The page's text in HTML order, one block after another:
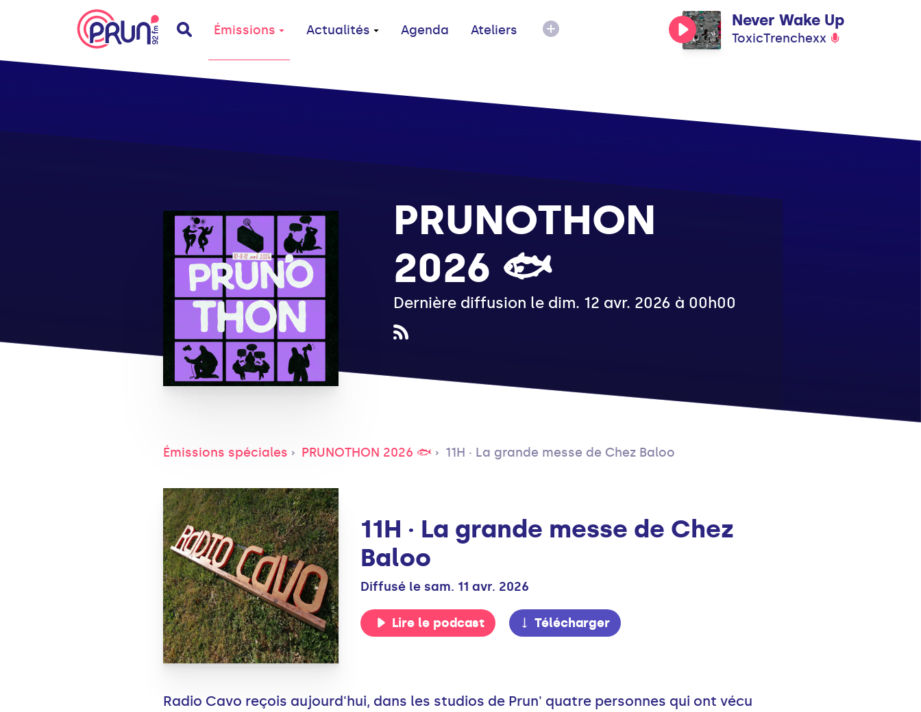
Émissions Actualités Agenda Ateliers
Never Wake Up
ToxicTrenchexx
PRUNOTHON
2026 🐟
Dernière diffusion le dim. 12 avr. 2026 à 00h00
Émissions spéciales PRUNOTHON 2026 🐟 11H · La grande messe de Chez Baloo
11H · La grande messe de Chez
Baloo
Diffusé le sam. 11 avr. 2026
Lire le podcast Télécharger
Radio Cavo reçois aujourd'hui, dans les studios de Prun' quatre personnes qui ont vécu